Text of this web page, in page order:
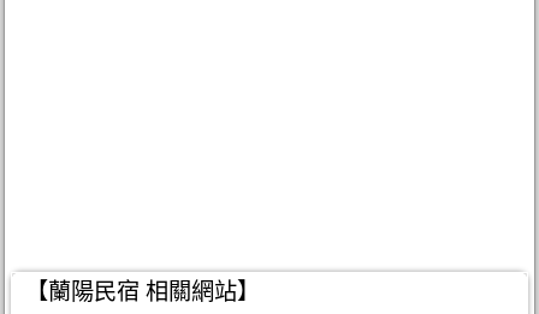
【蘭陽民宿 相關網站】